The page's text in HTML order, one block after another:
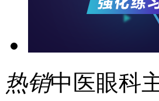
热销中医眼科